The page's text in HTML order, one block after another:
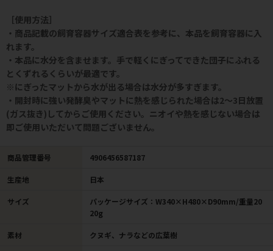
［使用方法］
・商品記載の飼育容器サイズ適合表を参考に、本品を飼育容器に入
れます。
・本品に水分を含ませます。手で軽くにぎってできた団子にふれる
とくずれるくらいが最適です。
※にぎったマットから水が出る場合は水分が多すぎます。
・開封時に強い発酵臭やマットに熱を感じられた場合は2～3日放置
(ガス抜き)してからご使用ください。ニオイや熱を感じない場合は
即ご使用いただいて問題ございません。
商品管理番号 4906456587187
生産地 日本
サイズ
パッケージサイズ：W340×H480×D90mm/重量20
20g
素材 クヌギ、ナラなどの広葉樹